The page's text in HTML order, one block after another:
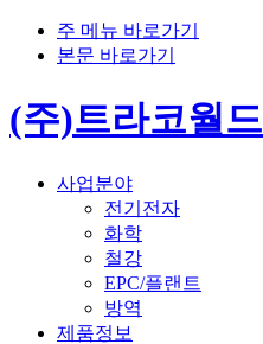
주 메뉴 바로가기
본문 바로가기
(주)트라코월드
사업분야
전기전자
화학
철강
EPC/플랜트
방역
제품정보